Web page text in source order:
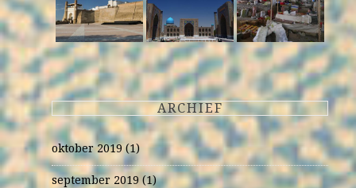
ARCHIEF
oktober 2019 (1)
september 2019 (1)